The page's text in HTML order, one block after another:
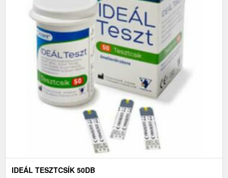
IDEÁL TESZTCSÍK 50DB